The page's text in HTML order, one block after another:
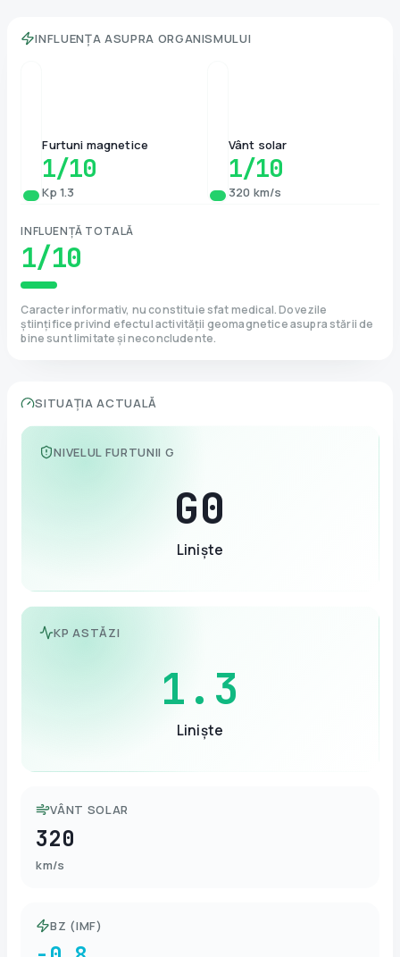
INFLUENȚA ASUPRA ORGANISMULUI
Furtuni magnetice
1/10
Kp 1.3
Vânt solar
1/10
320 km/s
INFLUENȚĂ TOTALĂ
1/10
Caracter informativ, nu constituie sfat medical. Dovezile
științifice privind efectul activității geomagnetice asupra stării de
bine sunt limitate și neconcludente.
SITUAȚIA ACTUALĂ
NIVELUL FURTUNII G
G0
Liniște
KP ASTĂZI
1.3
Liniște
VÂNT SOLAR
320
km/s
BZ (IMF)